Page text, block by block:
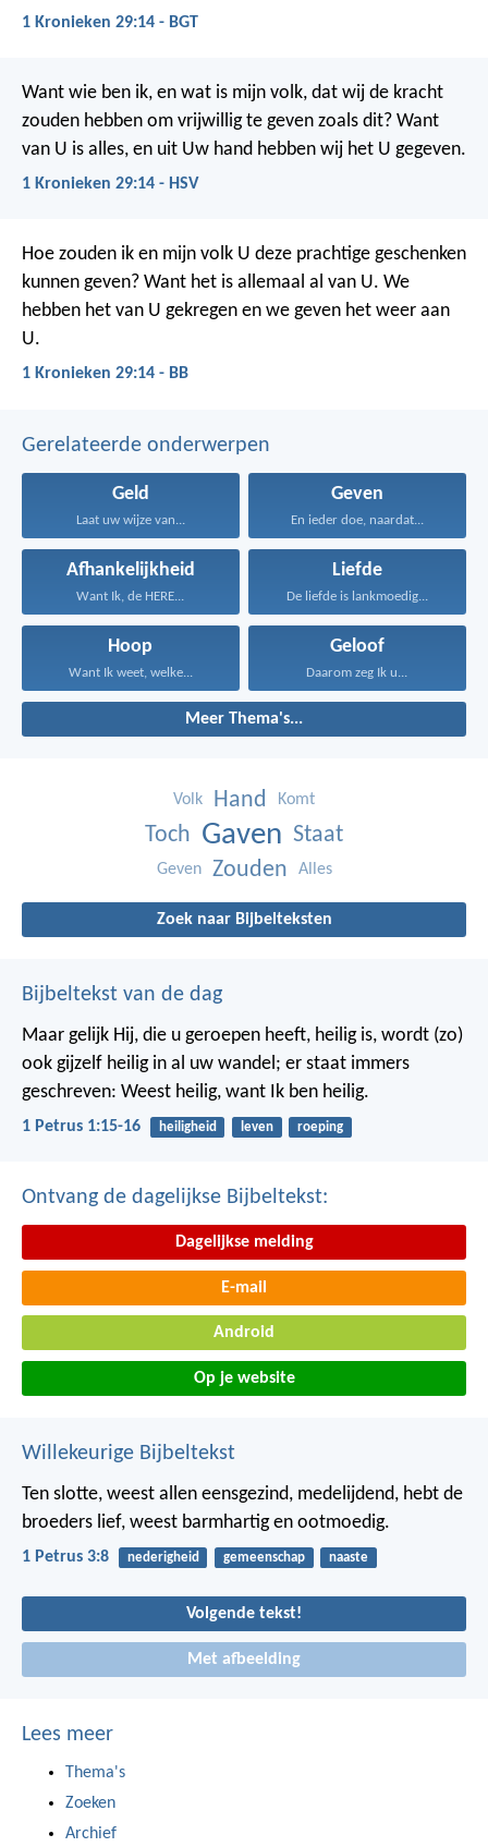
1 Kronieken 29:14 - BGT
Want wie ben ik, en wat is mijn volk, dat wij de kracht
zouden hebben om vrijwillig te geven zoals dit? Want
van U is alles, en uit Uw hand hebben wij het U gegeven.
1 Kronieken 29:14 - HSV
Hoe zouden ik en mijn volk U deze prachtige geschenken
kunnen geven? Want het is allemaal al van U. We
hebben het van U gekregen en we geven het weer aan
U.
1 Kronieken 29:14 - BB
Gerelateerde onderwerpen
Geld
Laat uw wijze van...
Geven
En ieder doe, naardat...
Afhankelijkheid
Want Ik, de HERE...
Liefde
De liefde is lankmoedig...
Hoop
Want Ik weet, welke...
Geloof
Daarom zeg Ik u...
Meer Thema's...
Volk Hand Komt
Toch Gaven Staat
Geven Zouden Alles
Zoek naar Bijbelteksten
Bijbeltekst van de dag
Maar gelijk Hij, die u geroepen heeft, heilig is, wordt (zo)
ook gijzelf heilig in al uw wandel; er staat immers
geschreven: Weest heilig, want Ik ben heilig.
1 Petrus 1:15-16 heiligheid leven roeping
Ontvang de dagelijkse Bijbeltekst:
Dagelijkse melding
E-mail
Android
Op je website
Willekeurige Bijbeltekst
Ten slotte, weest allen eensgezind, medelijdend, hebt de
broeders lief, weest barmhartig en ootmoedig.
1 Petrus 3:8 nederigheid gemeenschap naaste
Volgende tekst!
Met afbeelding
Lees meer
Thema's
Zoeken
Archief